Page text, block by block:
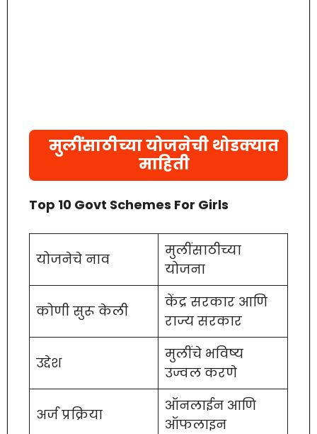
मुलींसाठीच्या योजनेची थोडक्यात
माहिती
Top 10 Govt Schemes For Girls
योजनेचे नाव
मुलींसाठीच्या
योजना
कोणी सुरू केली
केंद्र सरकार आणि
राज्य सरकार
उद्देश
मुलींचे भविष्य
उज्वल करणे
अर्ज प्रक्रिया
ऑनलाईन आणि
ऑफलाइन